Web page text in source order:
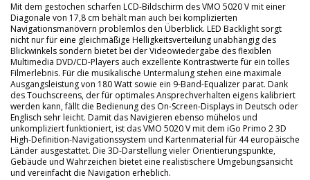
Mit dem gestochen scharfen LCD-Bildschirm des VMO 5020 V mit einer
Diagonale von 17,8 cm behält man auch bei komplizierten
Navigationsmanövern problemlos den Überblick. LED Backlight sorgt
nicht nur für eine gleichmäßige Helligkeitsverteilung unabhängig des
Blickwinkels sondern bietet bei der Videowiedergabe des flexiblen
Multimedia DVD/CD-Players auch exzellente Kontrastwerte für ein tolles
Filmerlebnis. Für die musikalische Untermalung stehen eine maximale
Ausgangsleistung von 180 Watt sowie ein 9-Band-Equalizer parat. Dank
des Touchscreens, der für optimales Ansprechverhalten eigens kalibriert
werden kann, fällt die Bedienung des On-Screen-Displays in Deutsch oder
Englisch sehr leicht. Damit das Navigieren ebenso mühelos und
unkompliziert funktioniert, ist das VMO 5020 V mit dem iGo Primo 2 3D
High-Definition-Navigationssystem und Kartenmaterial für 44 europäische
Länder ausgestattet. Die 3D-Darstellung vieler Orientierungspunkte,
Gebäude und Wahrzeichen bietet eine realistischere Umgebungsansicht
und vereinfacht die Navigation erheblich.